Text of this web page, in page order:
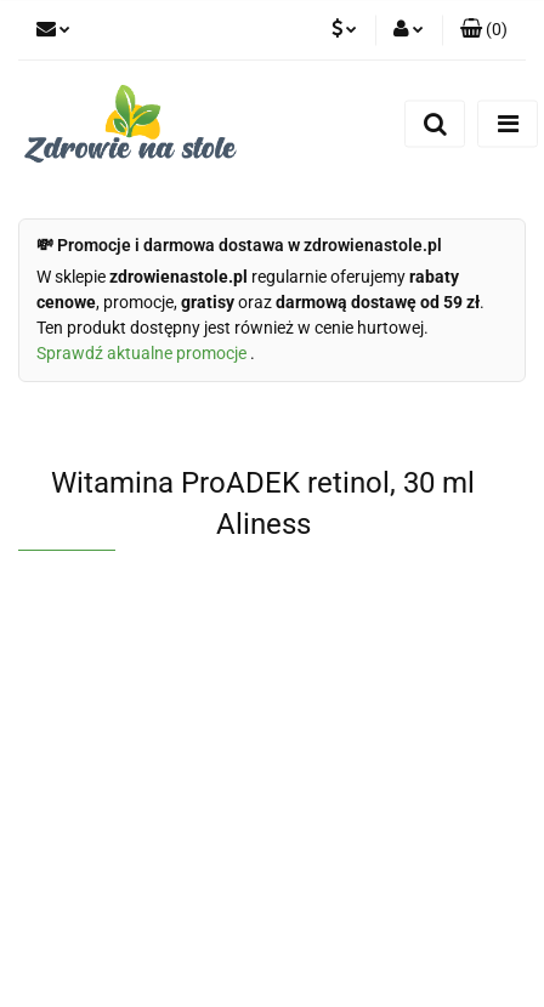
(0)
💸 Promocje i darmowa dostawa w zdrowienastole.pl
W sklepiezdrowienastole.pl regularnie oferujemyrabaty
cenowe, promocje,gratisyorazdarmową dostawę od 59 zł.
Ten produkt dostępny jest również w cenie hurtowej.
Sprawdź aktualne promocje .
Witamina ProADEK retinol, 30 ml
Aliness